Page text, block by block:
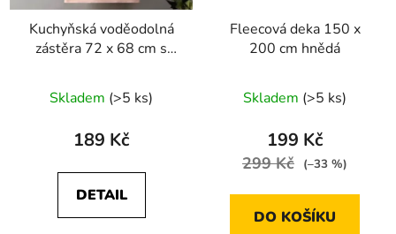
Kuchyňská voděodolná
zástěra 72 x 68 cm s
Skladem (>5 ks)
189 Kč
DETAIL
Fleecová deka 150 x
200 cm hnědá
Skladem (>5 ks)
199 Kč
299 Kč (–33 %)
DO KOŠÍKU